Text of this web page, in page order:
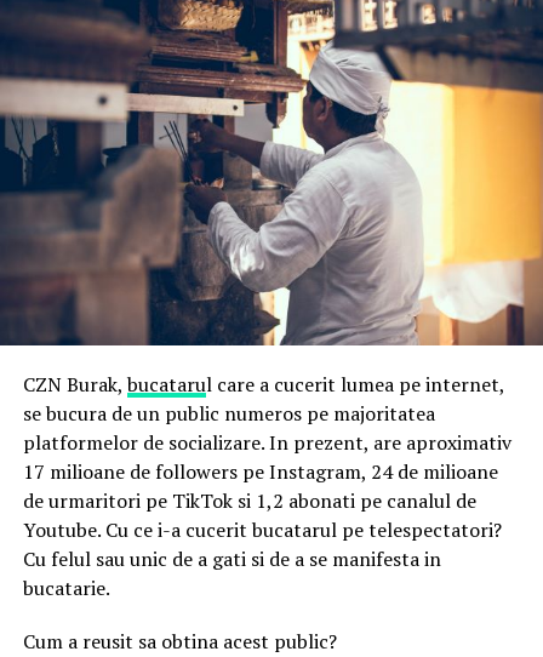
CZN Burak,bucatarul care a cucerit lumea pe internet,
se bucura de un public numeros pe majoritatea
platformelor de socializare. In prezent, are aproximativ
17 milioane de followers pe Instagram, 24 de milioane
de urmaritori pe TikTok si 1,2 abonati pe canalul de
Youtube. Cu ce i-a cucerit bucatarul pe telespectatori?
Cu felul sau unic de a gati si de a se manifesta in
bucatarie.
Cum a reusit sa obtina acest public?